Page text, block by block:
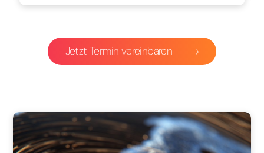
Jetzt Termin vereinbaren